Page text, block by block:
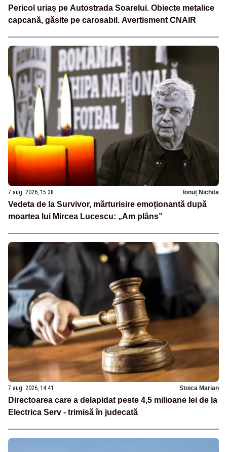
Pericol uriaș pe Autostrada Soarelui. Obiecte metalice
capcană, găsite pe carosabil. Avertisment CNAIR
7 aug. 2026, 15:38 Ionuț Nichita
Vedeta de la Survivor, mărturisire emoționantă după
moartea lui Mircea Lucescu: „Am plâns”
7 aug. 2026, 14:41 Stoica Marian
Directoarea care a delapidat peste 4,5 milioane lei de la
Electrica Serv - trimisă în judecată